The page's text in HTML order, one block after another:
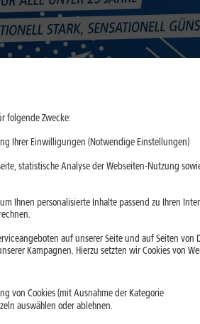
folgende Zwecke:
Ihrer Einwilligungen (Notwendige Einstellungen)
statistische Analyse der Webseiten-Nutzung
Ihnen personalisierte Inhalte passend zu Ihren
auf unserer Seite und auf Seiten von
Kampagnen. Hierzu setzten wir Cookies von
von Cookies (mit Ausnahme der Kategorie
auswählen oder ablehnen.